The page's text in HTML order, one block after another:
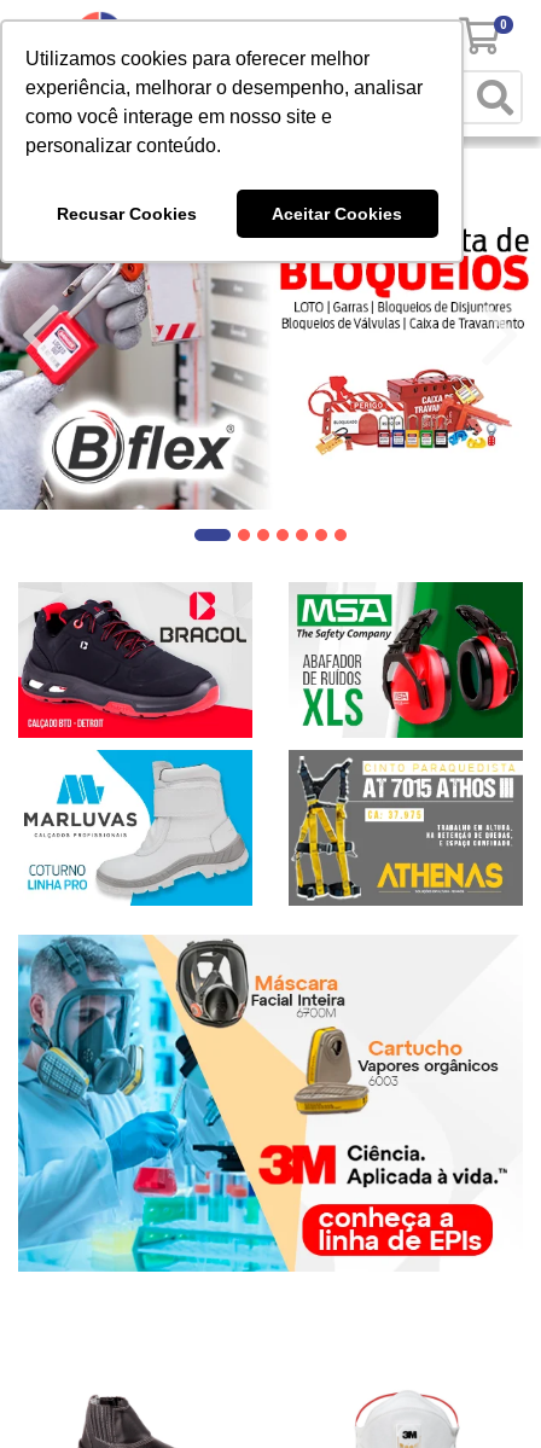
Utilizamos cookies para oferecer melhor
experiência, melhorar o desempenho, analisar
como você interage em nosso site e
personalizar conteúdo.
Recusar Cookies Aceitar Cookies
0